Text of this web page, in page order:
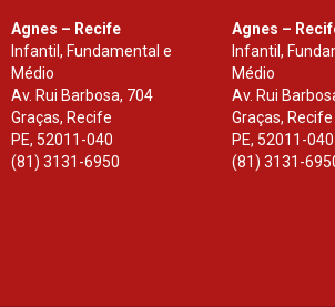
Agnes – Recife
Infantil, Fundamental e
Médio
Av. Rui Barbosa, 704
Graças, Recife
PE, 52011-040
(81) 3131-6950
Agnes –
Infantil,
Médio
Av. Rui
Graças, Recife
PE, 52011-040
(81) 3131-